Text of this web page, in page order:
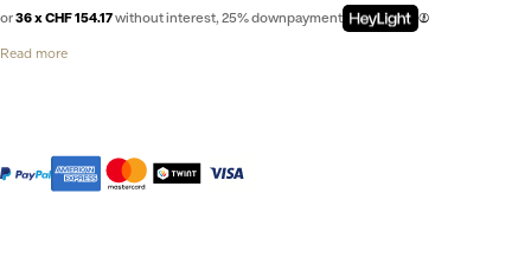
or36 x CHF 154.17without interest, 25% downpayment
Read more